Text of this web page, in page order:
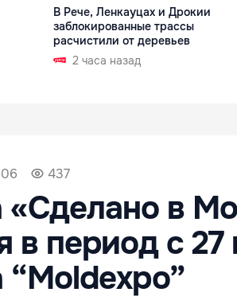
В Рече, Ленкауцах и Дрокии
заблокированные трассы
расчистили от деревьев
2 часа назад
437
«Сделано в
в период с 27
“Moldexpo”